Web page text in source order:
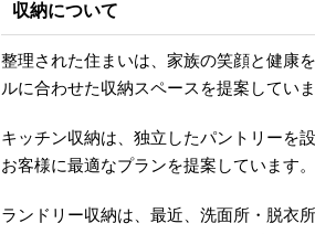
収納について
整理された住まいは、家族の笑顔と健康
ルに合わせた収納スペースを提案していま
キッチン収納は、独立したパントリーを
お客様に最適なプランを提案しています。
ランドリー収納は、最近、洗面所・脱衣